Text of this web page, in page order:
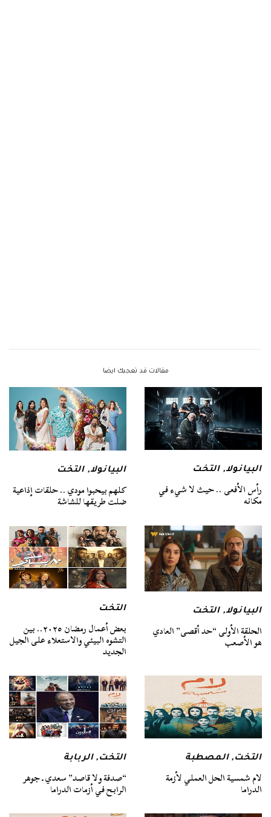
مقالات قد تعجبك ايضا
البيانولا,التخت
رأس الأفعى .. حيث لا شيء في
مكانه
البيانولا,التخت
كلهم بيحبوا مودي .. حلقات إذاعية
ضلت طريقها للشاشة
البيانولا,التخت
الحلقة الأولى “حد أقصى” العادي
هو الأصعب
التخت
بعض أعمال رمضان ٢٠٢٥.. بين
التشوه البيئي والاستعلاء على الجيل
الجديد
التخت,المصطبة
لام شمسية الحل العملي لأزمة
الدراما
التخت,الربابة
“صدفة ولا قاصد” سعدي ـ جوهر
الرابح في أزمات الدراما